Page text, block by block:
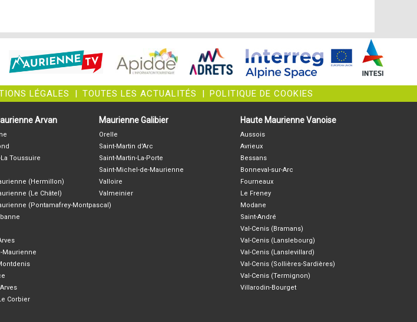
LÉGALES | TOUTES LES ACTUALITÉS | POLITIQUE DE COOKIES
Arvan
Toussuire
(Hermillon)
(Le Châtel)
(Pontamafrey-Montpascal)
Maurienne
Corbier
Maurienne Galibier
Orelle
Saint-Martin d'Arc
Saint-Martin-La-Porte
Saint-Michel-de-Maurienne
Valloire
Valmeinier
Haute Maurienne Vanoise
Aussois
Avrieux
Bessans
Bonneval-sur-Arc
Fourneaux
Le Freney
Modane
Saint-André
Val-Cenis (Bramans)
Val-Cenis (Lanslebourg)
Val-Cenis (Lanslevillard)
Val-Cenis (Sollières-Sardières)
Val-Cenis (Termignon)
Villarodin-Bourget